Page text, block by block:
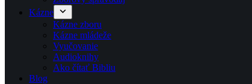
Kázne
Kázne zboru
Kázne mládeže
Vyučovanie
Audioknihy
Ako čítať Bibliu
Blog